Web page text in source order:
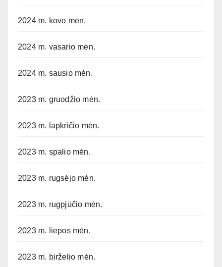
2024 m. kovo mėn.
2024 m. vasario mėn.
2024 m. sausio mėn.
2023 m. gruodžio mėn.
2023 m. lapkričio mėn.
2023 m. spalio mėn.
2023 m. rugsėjo mėn.
2023 m. rugpjūčio mėn.
2023 m. liepos mėn.
2023 m. birželio mėn.